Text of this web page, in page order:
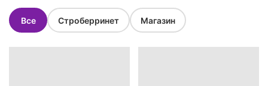
Все Строберринет Магазин